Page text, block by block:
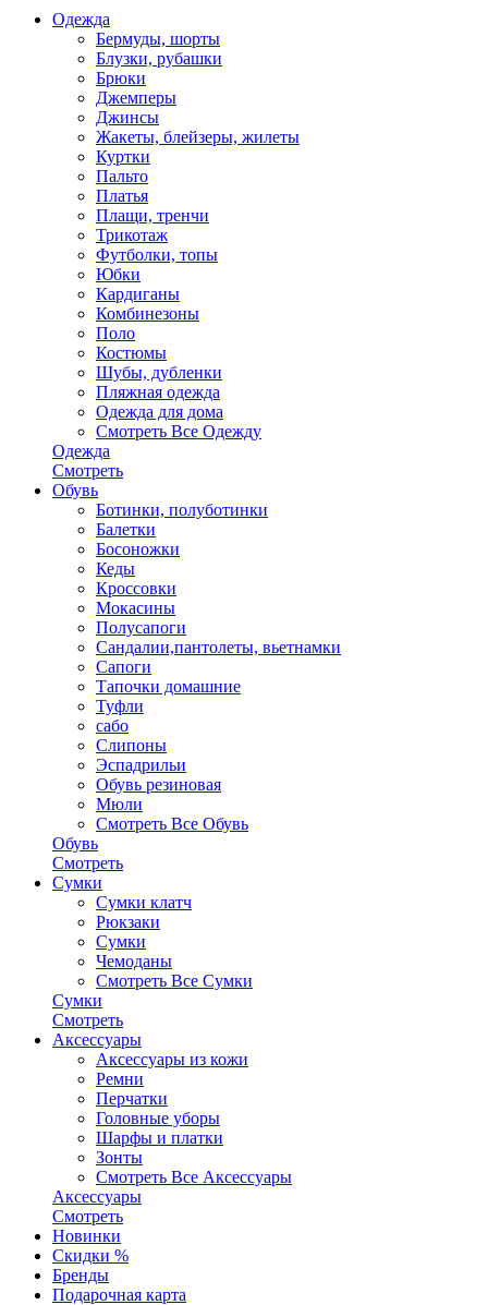
Одежда
Бермуды, шорты
Блузки, рубашки
Брюки
Джемперы
Джинсы
Жакеты, блейзеры, жилеты
Куртки
Пальто
Платья
Плащи, тренчи
Трикотаж
Футболки, топы
Юбки
Кардиганы
Комбинезоны
Поло
Костюмы
Шубы, дубленки
Пляжная одежда
Одежда для дома
Смотреть Все Одежду
Одежда
Смотреть
Обувь
Ботинки, полуботинки
Балетки
Босоножки
Кеды
Кроссовки
Мокасины
Полусапоги
Сандалии,пантолеты, вьетнамки
Сапоги
Тапочки домашние
Туфли
сабо
Слипоны
Эспадрильи
Обувь резиновая
Мюли
Смотреть Все Обувь
Обувь
Смотреть
Сумки
Сумки клатч
Рюкзаки
Сумки
Чемоданы
Смотреть Все Сумки
Сумки
Смотреть
Аксессуары
Аксессуары из кожи
Ремни
Перчатки
Головные уборы
Шарфы и платки
Зонты
Смотреть Все Аксессуары
Аксессуары
Смотреть
Новинки
Скидки %
Бренды
Подарочная карта